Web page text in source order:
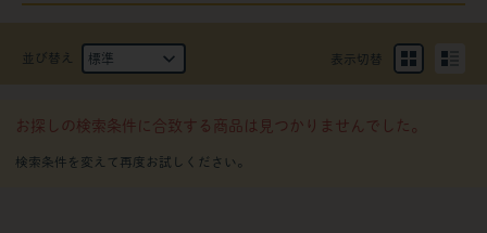
並び替え 表示切替
お探しの検索条件に合致する商品は見つかりませんでした。